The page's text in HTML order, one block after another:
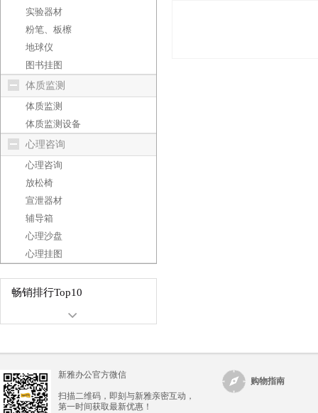
实验器材
粉笔、板檫
地球仪
图书挂图
体质监测
体质监测
体质监测设备
心理咨询
心理咨询
放松椅
宣泄器材
辅导箱
心理沙盘
心理挂图
畅销排行Top10
新雅办公官方微信
扫描二维码，即刻与新雅亲密互动，
第一时间获取最新优惠！
购物指南